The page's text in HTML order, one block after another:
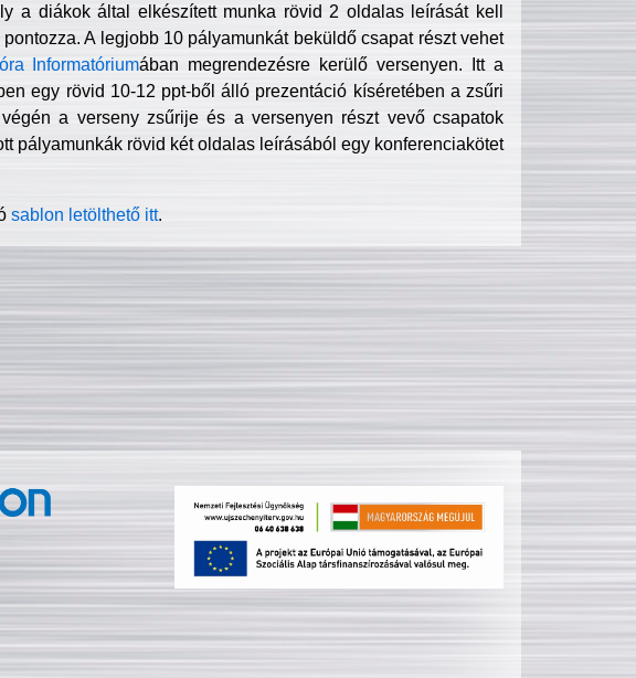
a diákok által elkészített munka rövid 2 oldalas leírását kell
A legjobb 10 pályamunkát beküldő csapat részt vehet
Informatóriumában megrendezésre kerülő versenyen. Itt a
egy rövid 10-12 ppt-ből álló prezentáció kíséretében a zsűri
a verseny zsűrije és a versenyen részt vevő csapatok
pályamunkák rövid két oldalas leírásából egy konferenciakötet
sablon letölthető itt.